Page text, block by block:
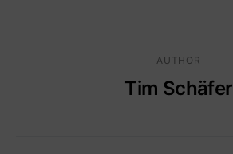
AUTHOR
Tim Schäfer